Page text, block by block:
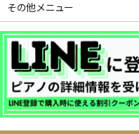
その他メニュー
分割
納品・サー